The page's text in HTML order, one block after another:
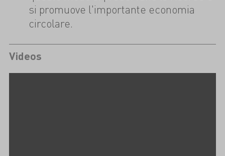
si promuove l'importante economia
circolare.
Videos